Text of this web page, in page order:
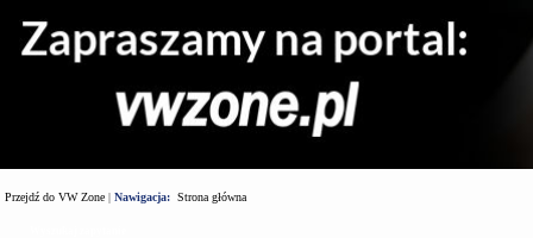
Przejdź do VW Zone | Nawigacja: Strona główna